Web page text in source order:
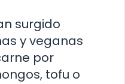
surgido
y veganas
por
tofu o